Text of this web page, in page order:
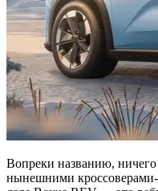
Вопреки названию,
нынешними